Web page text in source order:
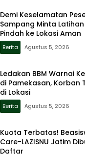
Demi Keselamatan
Sampang Minta
Pindah ke Lokasi Aman
Berita Agustus 5, 2026
Ledakan BBM Warnai
di Pamekasan, Korban
di Lokasi
Berita Agustus 5, 2026
Kuota Terbatas!
Care-LAZISNU Jatim
Daftar